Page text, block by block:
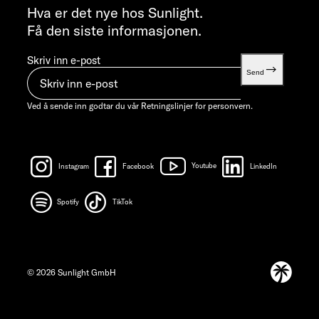
info@sunlight.de
Hva er det nye hos Sunlight.
Få den siste informasjonen.
Skriv inn e-post
Send
Ved å sende inn godtar du vår Retningslinjer for personvern.
Instagram Facebook Youtube LinkedIn
Spotify TikTok
© 2026 Sunlight GmbH